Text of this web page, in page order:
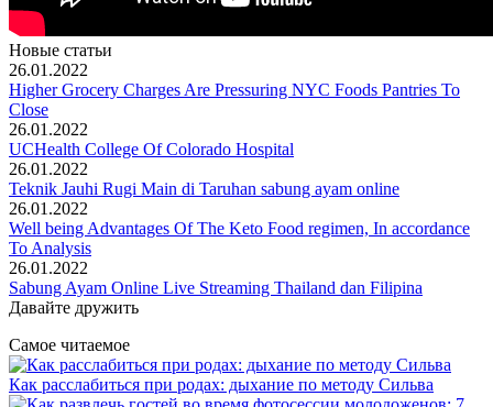
Новые статьи
26.01.2022
Higher Grocery Charges Are Pressuring NYC Foods Pantries To
Close
26.01.2022
UCHealth College Of Colorado Hospital
26.01.2022
Teknik Jauhi Rugi Main di Taruhan sabung ayam online
26.01.2022
Well being Advantages Of The Keto Food regimen, In accordance
To Analysis
26.01.2022
Sabung Ayam Online Live Streaming Thailand dan Filipina
Давайте дружить
Самое читаемое
Как расслабиться при родах: дыхание по методу Сильва